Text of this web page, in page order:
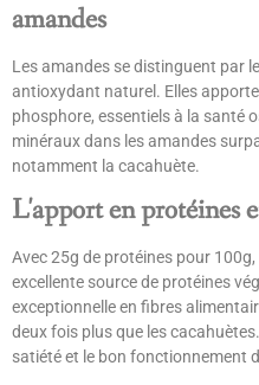
amandes
Les amandes se distinguent par
antioxydant naturel. Elles
phosphore, essentiels à la santé
minéraux dans les amandes
notamment la cacahuète.
L'apport en protéines
Avec 25g de protéines pour
excellente source de protéines
exceptionnelle en fibres
deux fois plus que les
satiété et le bon fonctionnement